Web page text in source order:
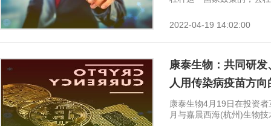
2022-04-19 14:02:00
康泰生物：共同研
人用传染病疫苗方向
康泰生物4月19日在投资
月与嘉晨西海(杭州)生物